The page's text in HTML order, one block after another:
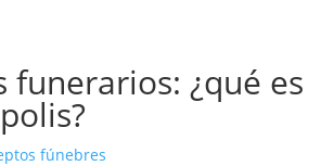
funerarios: ¿qué es
fúnebres